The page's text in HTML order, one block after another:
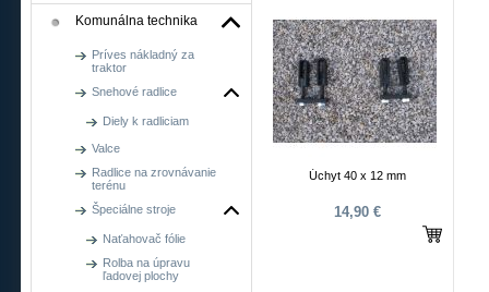
Komunálna technika
Príves nákladný za
traktor
Snehové radlice
Diely k radliciam
Valce
Radlice na zrovnávanie
terénu
Špeciálne stroje
Naťahovač fólie
Rolba na úpravu
ľadovej plochy
Úchyt 40 x 12 mm
14,90 €